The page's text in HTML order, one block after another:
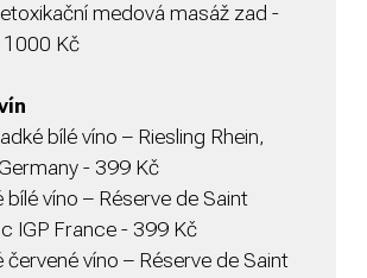
medová masáž zad -
Kč
bílé víno – Riesling Rhein,
- 399 Kč
bílé víno – Réserve de Saint
IGP France - 399 Kč
červené víno – Réserve de Saint